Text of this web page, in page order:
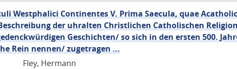
Westphalici Continentes V. Prima Saecula, quae
der uhralten Christlichen Catholischen
Geschichten/ so sich in den ersten 500.
Rein nennen/ zugetragen ...
Fley, Hermann